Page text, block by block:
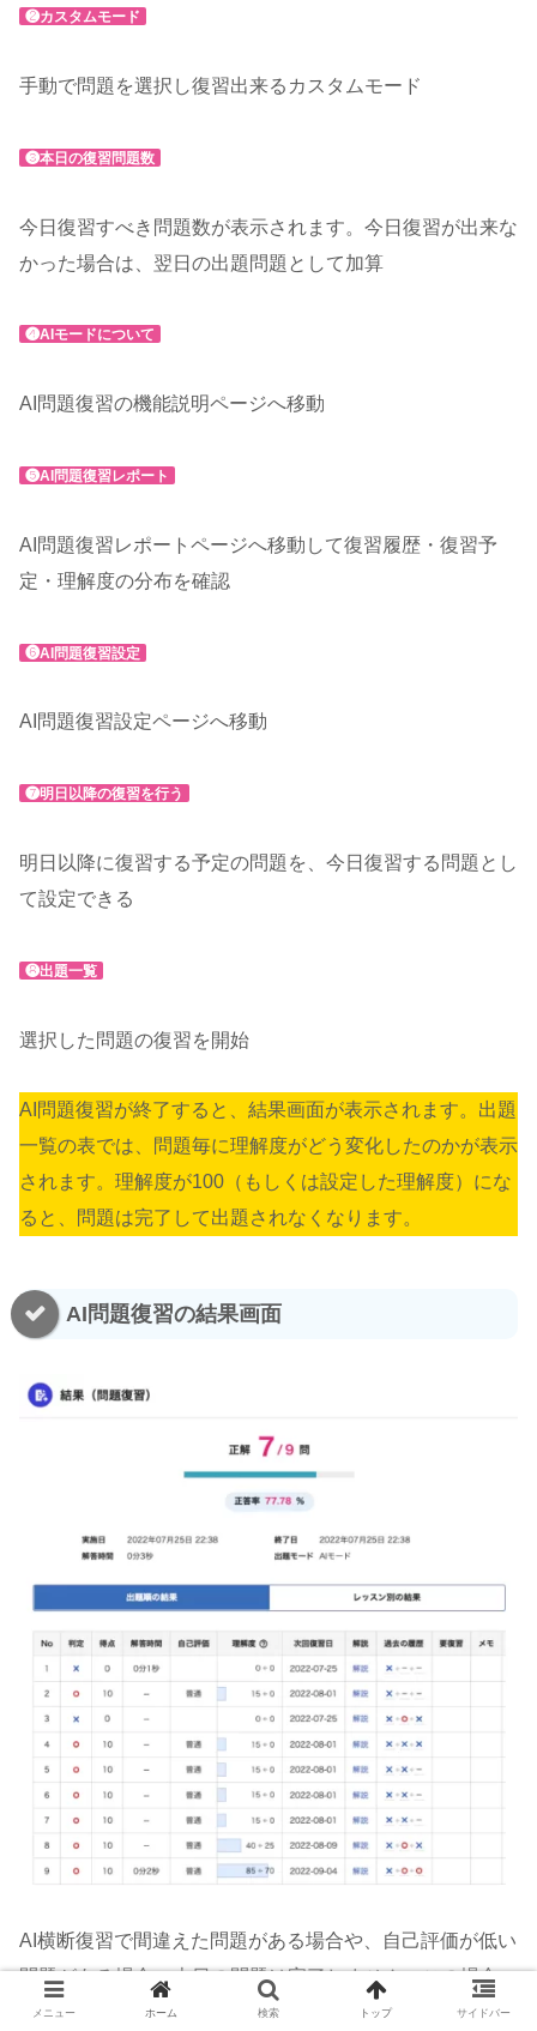
❷カスタムモード
手動で問題を選択し復習出来るカスタムモード
❸本日の復習問題数
今日復習すべき問題数が表示されます。今日復習が出来な
かった場合は、翌日の出題問題として加算
❹AIモードについて
AI問題復習の機能説明ページへ移動
❺AI問題復習レポート
AI問題復習レポートページへ移動して復習履歴・復習予
定・理解度の分布を確認
❻AI問題復習設定
AI問題復習設定ページへ移動
❼明日以降の復習を行う
明日以降に復習する予定の問題を、今日復習する問題とし
て設定できる
❽出題一覧
選択した問題の復習を開始
AI問題復習が終了すると、結果画面が表示されます。出題
一覧の表では、問題毎に理解度がどう変化したのかが表示
されます。理解度が100（もしくは設定した理解度）にな
ると、問題は完了して出題されなくなります。
AI問題復習の結果画面
AI横断復習で間違えた問題がある場合や、自己評価が低い
問題がある場合、本日の問題は完了しません。この場合
は、結果画面の下の方に、再度、AI問題復習を促すメッセ
メニュー ホーム 検索 トップ サイドバー